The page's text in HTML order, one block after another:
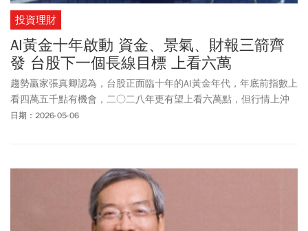
投資理財
AI黃金十年啟動 資金、景氣、財報三箭齊
發 台股下一個長線目標 上看六萬
趨勢贏家張真卿認為，台股正面臨十年的AI黃金年代，年底前指數上
看四萬五千點有機會，二○二八年更有望上看六萬點，但行情上沖
下洗、震盪加劇 ，宜做好配置與風控。
日期：2026-05-06